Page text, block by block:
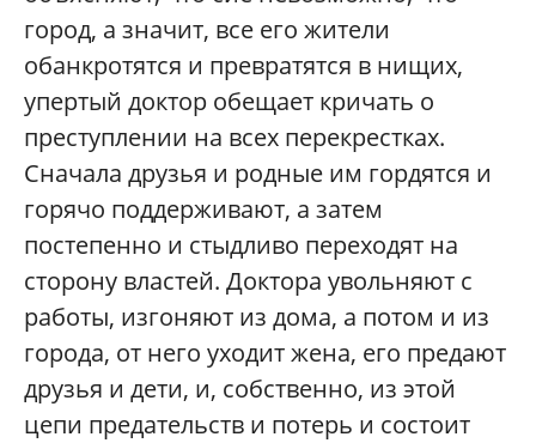
город, а значит, все его жители
обанкротятся и превратятся в нищих,
упертый доктор обещает кричать о
преступлении на всех перекрестках.
Сначала друзья и родные им гордятся и
горячо поддерживают, а затем
постепенно и стыдливо переходят на
сторону властей. Доктора увольняют с
работы, изгоняют из дома, а потом и из
города, от него уходит жена, его предают
друзья и дети, и, собственно, из этой
цепи предательств и потерь и состоит